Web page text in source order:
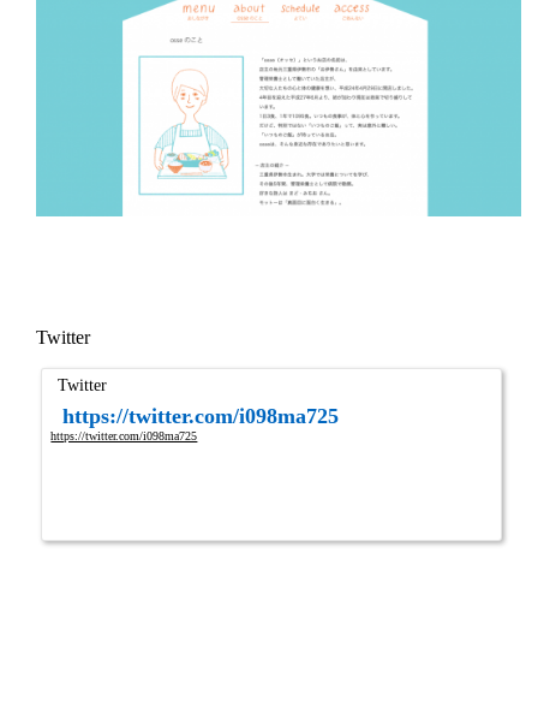
Twitter
Twitter
https://twitter.com/i098ma725
https://twitter.com/i098ma725